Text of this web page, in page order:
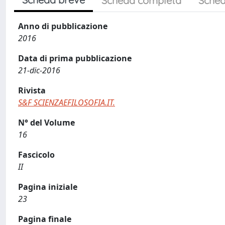
Anno di pubblicazione
2016
Data di prima pubblicazione
21-dic-2016
Rivista
S&F SCIENZAEFILOSOFIA.IT.
N° del Volume
16
Fascicolo
II
Pagina iniziale
23
Pagina finale